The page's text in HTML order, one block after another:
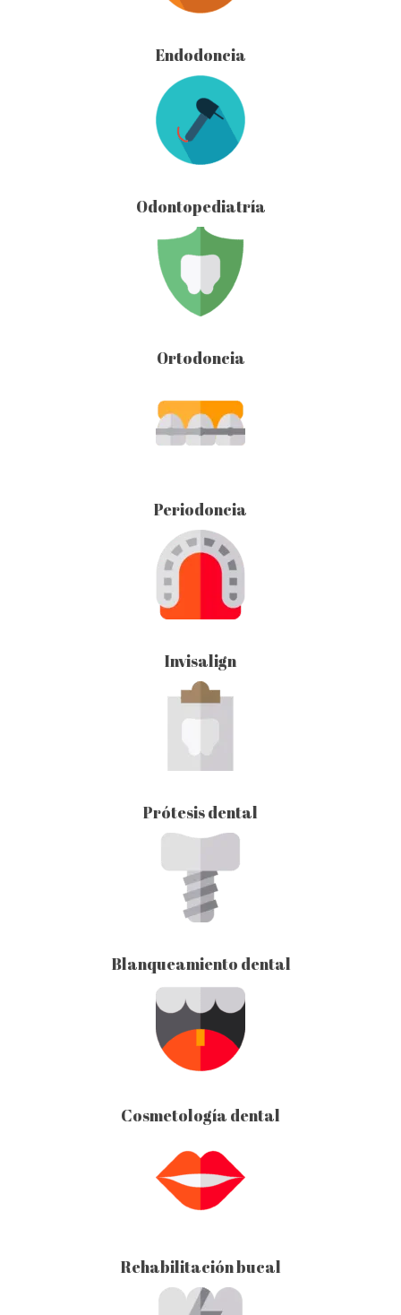
Endodoncia
Odontopediatría
Ortodoncia
Periodoncia
Invisalign
Prótesis dental
Blanqueamiento dental
Cosmetología dental
Rehabilitación bucal